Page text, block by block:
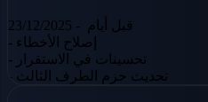
23/12/2025 - قبل أيام
- إصلاح الأخطاء
- تحسينات في الاستقرار
- تحديث حزم الطرف الثالث